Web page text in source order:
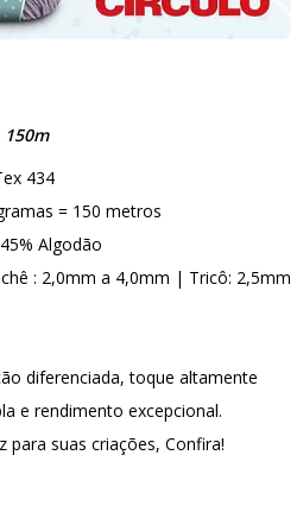
434
= 150 metros
Algodão
: 2,0mm a 4,0mm | Tricô: 2,5mm
diferenciada, toque altamente
e rendimento excepcional.
para suas criações, Confira!